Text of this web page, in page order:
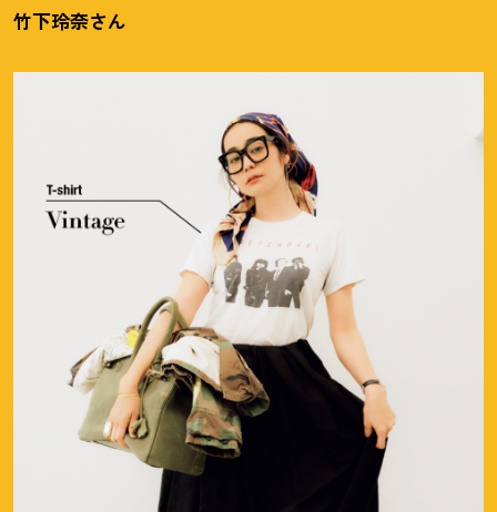
竹下玲奈さん